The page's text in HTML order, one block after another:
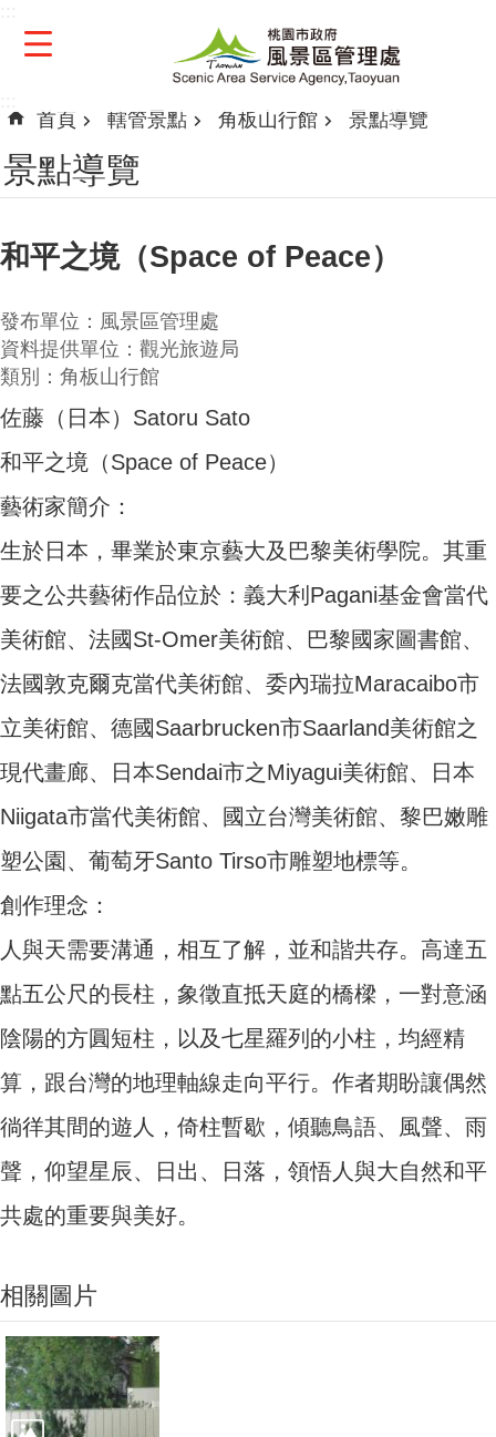
首頁 轄管景點 角板山行館 景點導覽
景點導覽
和平之境（Space of Peace）
發布單位：風景區管理處
資料提供單位：觀光旅遊局
類別：角板山行館
佐藤（日本）Satoru Sato
和平之境（Space of Peace）
藝術家簡介：
生於日本，畢業於東京藝大及巴黎美術學院。其重
要之公共藝術作品位於：義大利Pagani基金會當代
美術館、法國St-Omer美術館、巴黎國家圖書館、
法國敦克爾克當代美術館、委內瑞拉Maracaibo市
立美術館、德國Saarbrucken市Saarland美術館之
現代畫廊、日本Sendai市之Miyagui美術館、日本
Niigata市當代美術館、國立台灣美術館、黎巴嫩雕
塑公園、葡萄牙Santo Tirso市雕塑地標等。
創作理念：
人與天需要溝通，相互了解，並和諧共存。高達五
點五公尺的長柱，象徵直抵天庭的橋樑，一對意涵
陰陽的方圓短柱，以及七星羅列的小柱，均經精
算，跟台灣的地理軸線走向平行。作者期盼讓偶然
徜徉其間的遊人，倚柱暫歇，傾聽鳥語、風聲、雨
聲，仰望星辰、日出、日落，領悟人與大自然和平
共處的重要與美好。
相關圖片